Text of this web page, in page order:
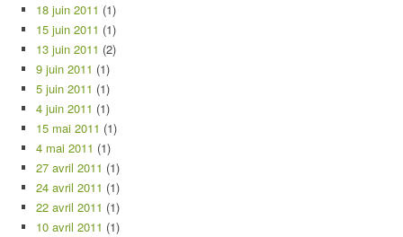
18 juin 2011 (1)
15 juin 2011 (1)
13 juin 2011 (2)
9 juin 2011 (1)
5 juin 2011 (1)
4 juin 2011 (1)
15 mai 2011 (1)
4 mai 2011 (1)
27 avril 2011 (1)
24 avril 2011 (1)
22 avril 2011 (1)
10 avril 2011 (1)